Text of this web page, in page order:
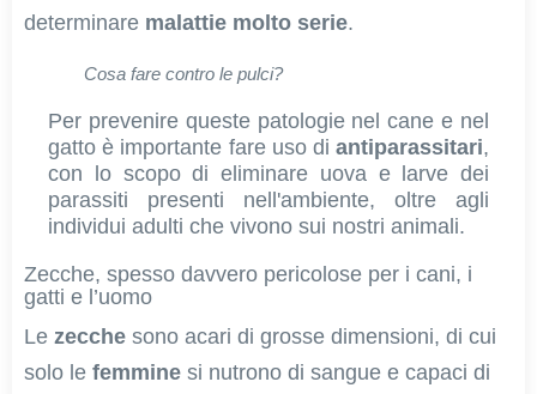
determinare malattie molto serie.
Cosa fare contro le pulci?
Per prevenire queste patologie nel cane e nel
gatto è importante fare uso di antiparassitari,
con lo scopo di eliminare uova e larve dei
parassiti presenti nell'ambiente, oltre agli
individui adulti che vivono sui nostri animali.
Zecche, spesso davvero pericolose per i cani, i
gatti e l’uomo
Le zecche sono acari di grosse dimensioni, di cui
solo le femmine si nutrono di sangue e capaci di